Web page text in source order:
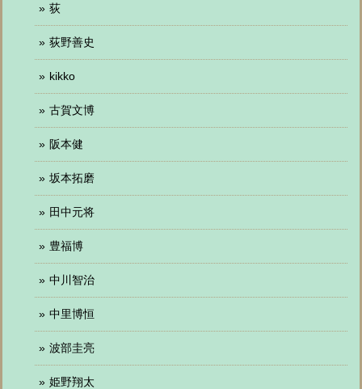
荻
荻野善史
kikko
古賀文博
阪本健
坂本拓磨
田中元将
豊福博
中川智治
中里博恒
波部圭亮
姫野翔太